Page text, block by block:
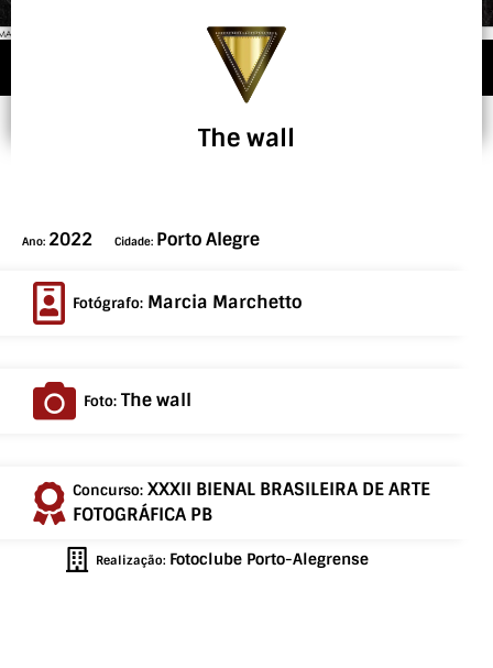
The wall
Ano: 2022 Cidade: Porto Alegre
Fotógrafo: Marcia Marchetto
Foto: The wall
Concurso: XXXII BIENAL BRASILEIRA DE ARTE
FOTOGRÁFICA PB
Realização: Fotoclube Porto-Alegrense